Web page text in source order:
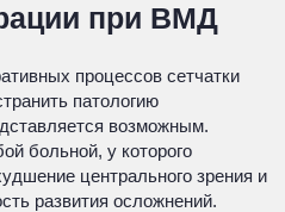
при ВМД
процессов сетчатки
патологию
возможным.
больной, у которого
центрального зрения и
развития осложнений.